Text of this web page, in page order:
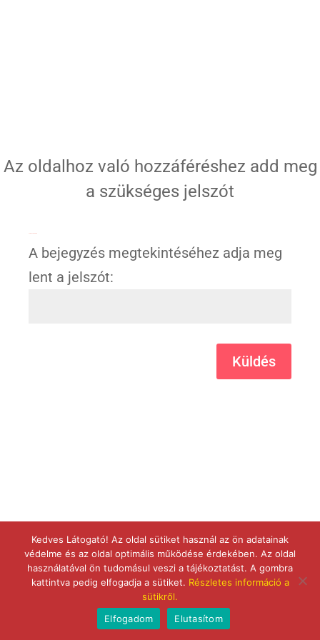
Az oldalhoz való hozzáféréshez add meg
a szükséges jelszót
A bejegyzés megtekintéséhez adja meg
lent a jelszót:
Küldés
Kedves Látogató! Az oldal sütiket használ az ön adatainak
védelme és az oldal optimális működése érdekében. Az oldal
használatával ön tudomásul veszi a tájékoztatást. A gombra
kattintva pedig elfogadja a sütiket. Részletes információ a
sütikről.
Elfogadom
Elutasítom